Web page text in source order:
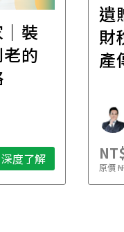
裝
的
深度了解
遺
財
產
原價